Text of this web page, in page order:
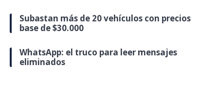
Subastan más de 20 vehículos con precios
base de $30.000
WhatsApp: el truco para leer mensajes
eliminados